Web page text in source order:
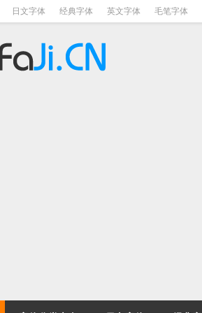
日文字体 经典字体 英文字体 毛笔字体